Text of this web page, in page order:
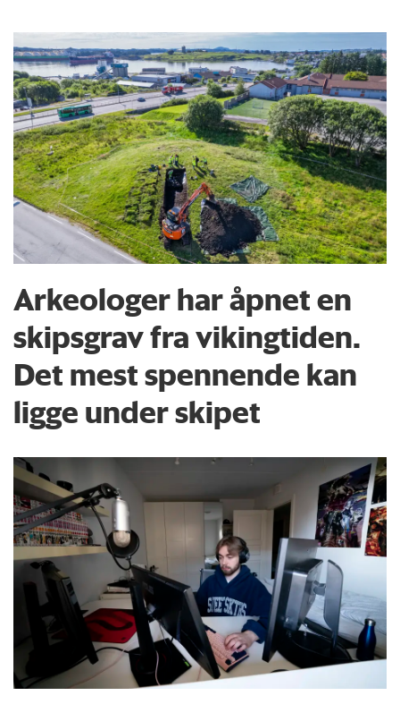
Arkeologer har åpnet en
skipsgrav fra vikingtiden.
Det mest spennende kan
ligge under skipet